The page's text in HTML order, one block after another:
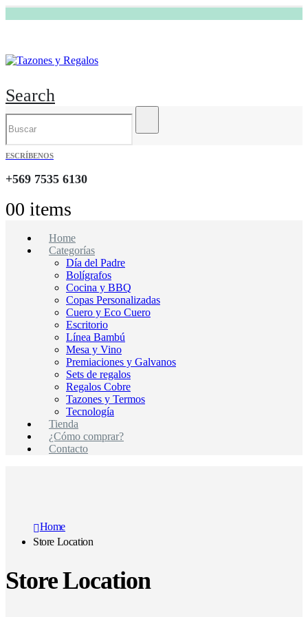
Search
ESCRÍBENOS
+569 7535 6130
00 items
Home
Categorías
Día del Padre
Bolígrafos
Cocina y BBQ
Copas Personalizadas
Cuero y Eco Cuero
Escritorio
Línea Bambú
Mesa y Vino
Premiaciones y Galvanos
Sets de regalos
Regalos Cobre
Tazones y Termos
Tecnología
Tienda
¿Cómo comprar?
Contacto
Home
Store Location
Store Location